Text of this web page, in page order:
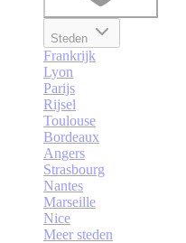
Steden
Frankrijk
Lyon
Parijs
Rijsel
Toulouse
Bordeaux
Angers
Strasbourg
Nantes
Marseille
Nice
Meer steden